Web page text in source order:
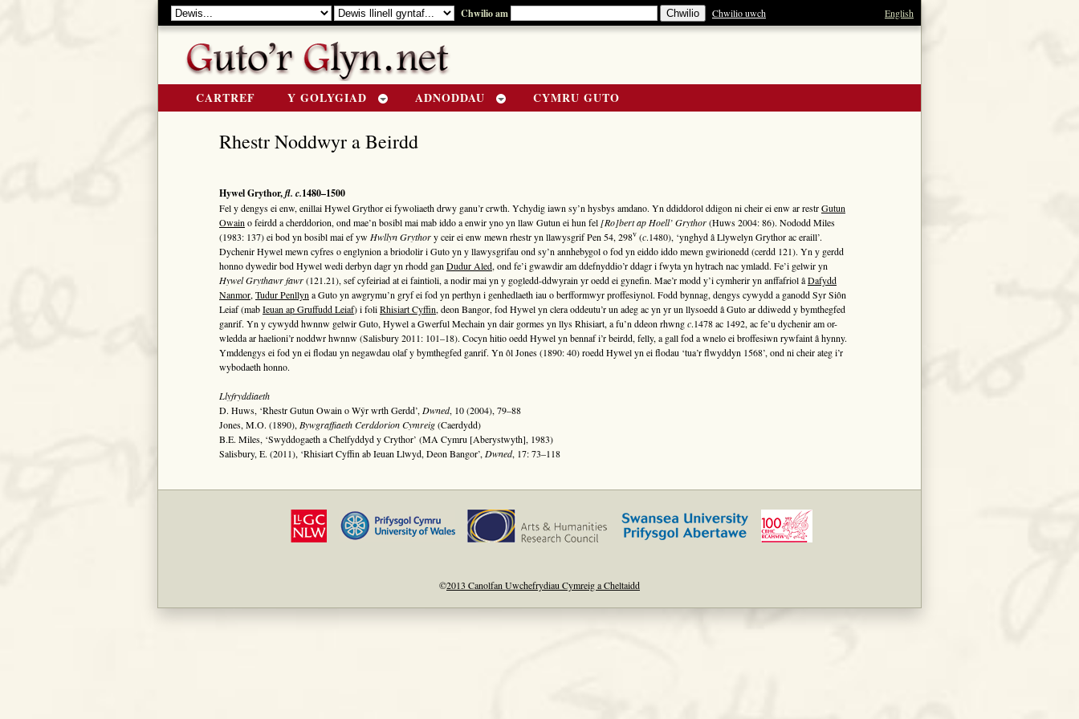
Chwilio am Chwilio uwch English
CARTREF Y GOLYGIAD ADNODDAU CYMRU GUTO
Rhestr Noddwyr a Beirdd
Hywel Grythor,fl. c.1480–1500
Fel y dengys ei enw, enillai Hywel Grythor ei fywoliaeth drwy ganu’r crwth. Ychydig iawn sy’n hysbys amdano. Yn ddiddorol ddigon ni cheir ei enw ar restrGutun
Owain o feirdd a cherddorion, ond mae’n bosibl mai mab iddo a enwir yno yn llaw Gutun ei hun fel [Ro]bert ap Hoell’ Grythor(Huws 2004: 86). Nododd Miles
(1983: 137) ei bod yn bosibl mai ef yw Hwllyn Grythory ceir ei enw mewn rhestr yn llawysgrif Pen 54, 298v (c.1480), ‘ynghyd â Llywelyn Grythor ac eraill’.
Dychenir Hywel mewn cyfres o englynion a briodolir i Guto yn y llawysgrifau ond sy’n annhebygol o fod yn eiddo iddo mewn gwirionedd (cerdd 121). Yn y gerdd
honno dywedir bod Hywel wedi derbyn dagr yn rhodd gan Dudur Aled, ond fe’i gwawdir am ddefnyddio’r ddagr i fwyta yn hytrach nac ymladd. Fe’i gelwir yn
Hywel Grythawr fawr(121.21), sef cyfeiriad at ei faintioli, a nodir mai yn y gogledd-ddwyrain yr oedd ei gynefin. Mae’r modd y’i cymherir yn anffafriol âDafydd
Nanmor, Tudur Penllyn a Guto yn awgrymu’n gryf ei fod yn perthyn i genhedlaeth iau o berfformwyr proffesiynol. Fodd bynnag, dengys cywydd a ganodd Syr Siôn
Leiaf (mabIeuan ap Gruffudd Leiaf) i foliRhisiart Cyffin, deon Bangor, fod Hywel yn clera oddeutu’r un adeg ac yn yr un llysoedd â Guto ar ddiwedd y bymthegfed
ganrif. Yn y cywydd hwnnw gelwir Guto, Hywel a Gwerful Mechain yn dair gormes yn llys Rhisiart, a fu’n ddeon rhwngc.1478 ac 1492, ac fe’u dychenir am or-
wledda ar haelioni’r noddwr hwnnw (Salisbury 2011: 101–18). Cocyn hitio oedd Hywel yn bennaf i’r beirdd, felly, a gall fod a wnelo ei broffesiwn rywfaint â hynny.
Ymddengys ei fod yn ei flodau yn negawdau olaf y bymthegfed ganrif. Yn ôl Jones (1890: 40) roedd Hywel yn ei flodau ‘tua’r flwyddyn 1568’, ond ni cheir ateg i’r
wybodaeth honno.
Llyfryddiaeth
D. Huws, ‘Rhestr Gutun Owain o Wŷr wrth Gerdd’, Dwned, 10 (2004), 79–88
Jones, M.O. (1890), Bywgraffiaeth Cerddorion Cymreig(Caerdydd)
B.E. Miles, ‘Swyddogaeth a Chelfyddyd y Crythor’ (MA Cymru [Aberystwyth], 1983)
Salisbury, E. (2011), ‘Rhisiart Cyffin ab Ieuan Llwyd, Deon Bangor’, Dwned, 17: 73–118
©2013 Canolfan Uwchefrydiau Cymreig a Cheltaidd